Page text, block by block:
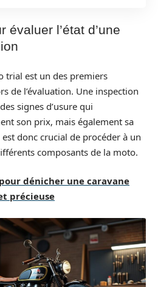
évaluer l’état d’une
trial est un des premiers
de l’évaluation. Une inspection
signes d’usure qui
son prix, mais également sa
donc crucial de procéder à un
composants de la moto.
dénicher une caravane
précieuse